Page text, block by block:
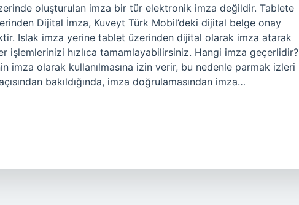
oluşturulan imza bir tür elektronik imza değildir. Tablete
Dijital İmza, Kuveyt Türk Mobil’deki dijital belge onay
Islak imza yerine tablet üzerinden dijital olarak imza atarak
işlemlerinizi hızlıca tamamlayabilirsiniz. Hangi imza geçerlidir?
imza olarak kullanılmasına izin verir, bu nedenle parmak izleri
bakıldığında, imza doğrulamasından imza…